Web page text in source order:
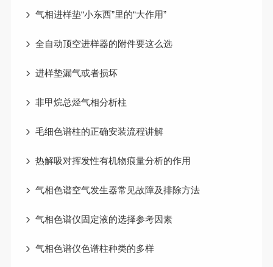
气相进样垫“小东西”里的“大作用”
全自动顶空进样器的附件要这么选
进样垫漏气或者损坏
非甲烷总烃气相分析柱
毛细色谱柱的正确安装流程讲解
热解吸对挥发性有机物痕量分析的作用
气相色谱空气发生器常见故障及排除方法
气相色谱仪固定液的选择参考因素
气相色谱仪色谱柱种类的多样